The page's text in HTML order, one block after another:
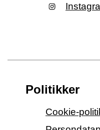
Politikker
Cookie-